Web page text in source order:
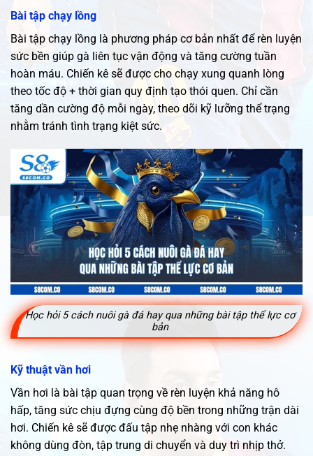
Bài tập chạy lồng
Bài tập chạy lồng là phương pháp cơ bản nhất để rèn luyện
sức bền giúp gà liên tục vận động và tăng cường tuần
hoàn máu. Chiến kê sẽ được cho chạy xung quanh lòng
theo tốc độ + thời gian quy định tạo thói quen. Chỉ cần
tăng dần cường độ mỗi ngày, theo dõi kỹ lưỡng thể trạng
nhằm tránh tình trạng kiệt sức.
Học hỏi 5 cách nuôi gà đá hay qua những bài tập thể lực cơ
bản
Kỹ thuật vần hơi
Vần hơi là bài tập quan trọng về rèn luyện khả năng hô
hấp, tăng sức chịu đựng cùng độ bền trong những trận dài
hơi. Chiến kê sẽ được đấu tập nhẹ nhàng với con khác
không dùng đòn, tập trung di chuyển và duy trì nhịp thở.